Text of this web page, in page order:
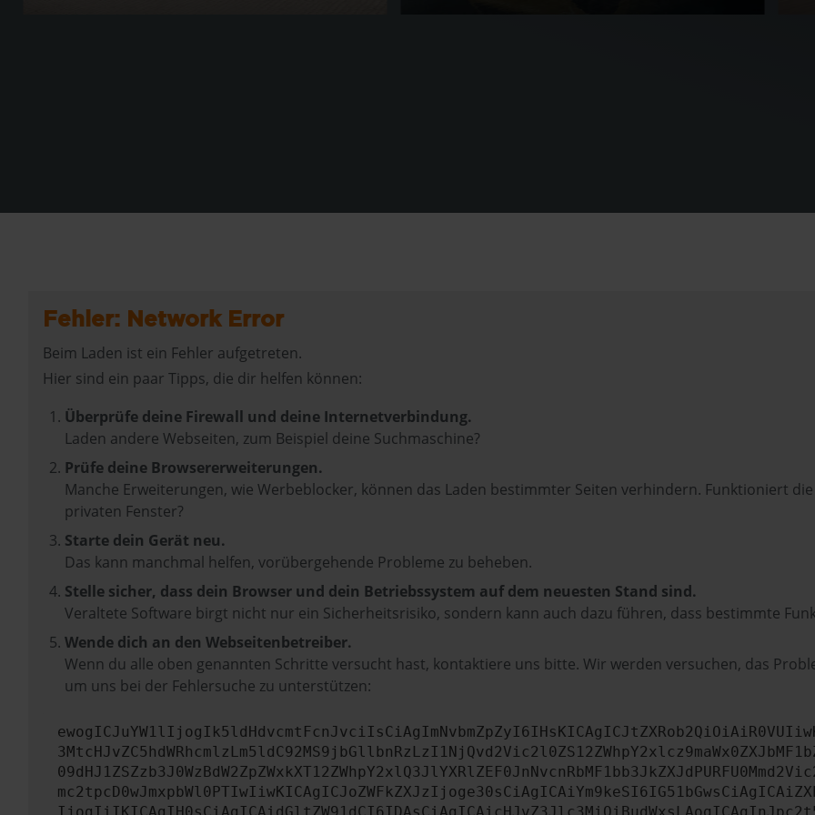
Fehler: Network Error
Beim Laden ist ein Fehler aufgetreten.
Hier sind ein paar Tipps, die dir helfen können:
Überprüfe deine Firewall und deine Internetverbindung.
Laden andere Webseiten, zum Beispiel deine Suchmaschine?
Prüfe deine Browsererweiterungen.
Manche Erweiterungen, wie Werbeblocker, können das Laden bestimmter Seiten verhindern. Funktioniert
privaten Fenster?
Starte dein Gerät neu.
Das kann manchmal helfen, vorübergehende Probleme zu beheben.
Stelle sicher, dass dein Browser und dein Betriebssystem auf dem neuesten Stand sind.
Veraltete Software birgt nicht nur ein Sicherheitsrisiko, sondern kann auch dazu führen, dass bestimmte
Wende dich an den Webseitenbetreiber.
Wenn du alle oben genannten Schritte versucht hast, kontaktiere uns bitte. Wir werden versuchen, das
um uns bei der Fehlersuche zu unterstützen: